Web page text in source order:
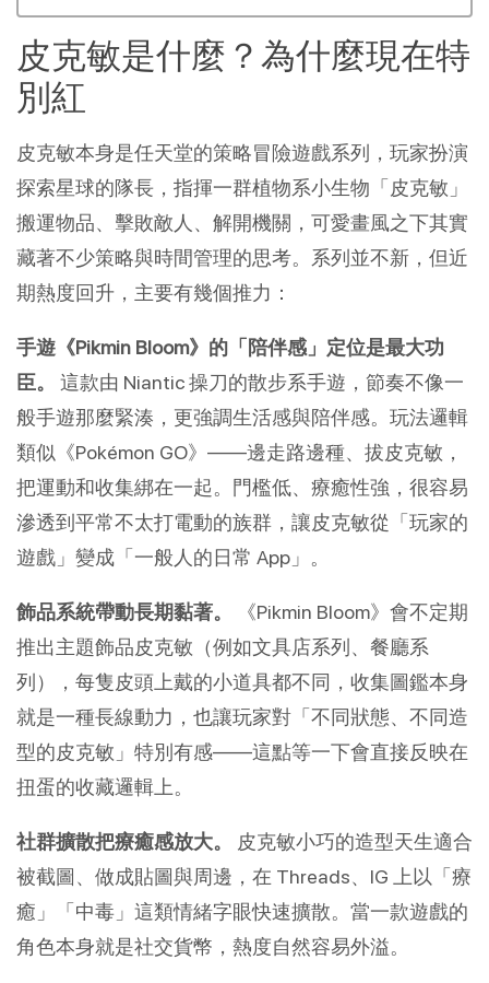
皮克敏是什麼？為什麼現在特
別紅
皮克敏本身是任天堂的策略冒險遊戲系列，玩家扮演
探索星球的隊長，指揮一群植物系小生物「皮克敏」
搬運物品、擊敗敵人、解開機關，可愛畫風之下其實
藏著不少策略與時間管理的思考。系列並不新，但近
期熱度回升，主要有幾個推力：
手遊《Pikmin Bloom》的「陪伴感」定位是最大功
臣。
這款由 Niantic 操刀的散步系手遊，節奏不像一
般手遊那麼緊湊，更強調生活感與陪伴感。玩法邏輯
類似《Pokémon GO》——邊走路邊種、拔皮克敏，
把運動和收集綁在一起。門檻低、療癒性強，很容易
滲透到平常不太打電動的族群，讓皮克敏從「玩家的
遊戲」變成「一般人的日常 App」。
飾品系統帶動長期黏著。
《Pikmin Bloom》會不定期
推出主題飾品皮克敏（例如文具店系列、餐廳系
列），每隻皮頭上戴的小道具都不同，收集圖鑑本身
就是一種長線動力，也讓玩家對「不同狀態、不同造
型的皮克敏」特別有感——這點等一下會直接反映在
扭蛋的收藏邏輯上。
社群擴散把療癒感放大。
皮克敏小巧的造型天生適合
被截圖、做成貼圖與周邊，在 Threads、IG 上以「療
癒」「中毒」這類情緒字眼快速擴散。當一款遊戲的
角色本身就是社交貨幣，熱度自然容易外溢。